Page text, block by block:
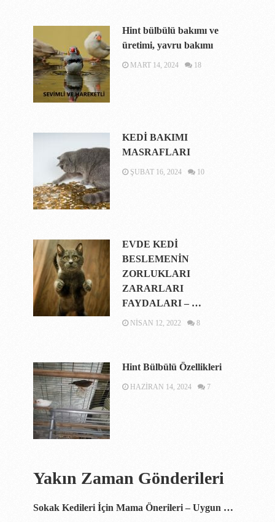
Hint bülbülü bakımı ve
üretimi, yavru bakımı
MART 14, 2024 18
KEDİ BAKIMI
MASRAFLARI
ŞUBAT 16, 2024 10
EVDE KEDİ
BESLEMENİN
ZORLUKLARI
ZARARLARI
FAYDALARI – …
NISAN 12, 2022 8
Hint Bülbülü Özellikleri
HAZIRAN 14, 2024 7
Yakın Zaman Gönderileri
Sokak Kedileri İçin Mama Önerileri – Uygun …